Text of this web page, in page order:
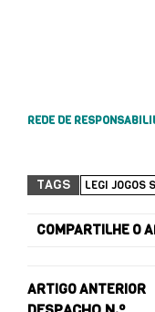
REDE DE
TAGS LEGI JOGOS
COMPARTILHE O
ARTIGO ANTERIOR